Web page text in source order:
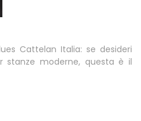
Cattelan Italia: se desideri
stanze moderne, questa è il